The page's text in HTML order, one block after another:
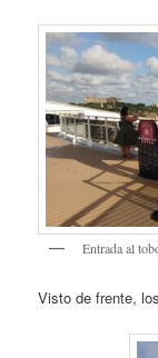
Entrada al
Visto de frente,